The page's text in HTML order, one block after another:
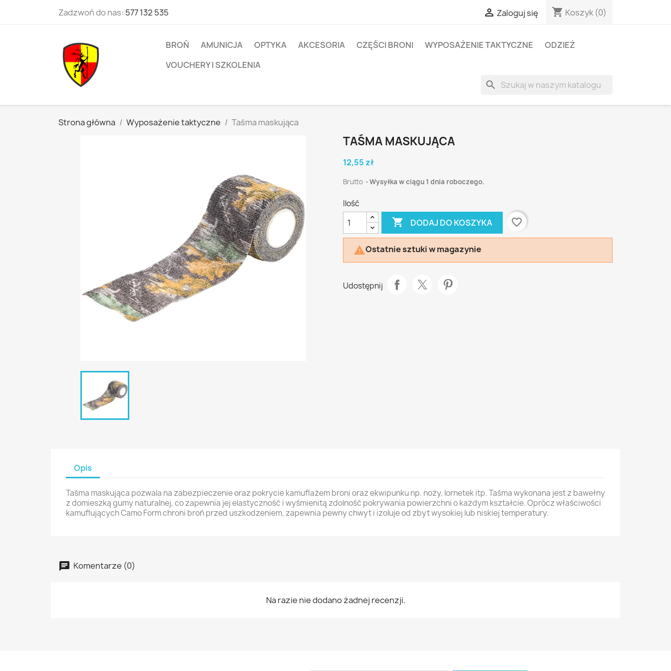
Zadzwoń do nas: 577 132 535  Zaloguj się shopping_cart Koszyk (0)
BROŃ AMUNICJA OPTYKA AKCESORIA CZĘŚCI BRONI WYPOSAŻENIE TAKTYCZNE
ODZIEŻ
VOUCHERY I SZKOLENIA
search
Strona główna Wyposażenie taktyczne Taśma maskująca
TAŚMA MASKUJĄCA
12,55 zł
Brutto Wysyłka w ciągu 1 dnia roboczego.
Ilość
 DODAJ DO KOSZYKA favorite_border
Ostatnie sztuki w magazynie
Udostępnij
Opis
Taśma maskująca pozwala na zabezpieczenie oraz pokrycie kamuflażem broni oraz ekwipunku np. noży, lornetek itp. Taśma wykonana jest z bawełny
z domieszką gumy naturalnej, co zapewnia jej elastyczność i wyśmienitą zdolność pokrywania powierzchni o każdym kształcie. Oprócz właściwości
kamuflujących Camo Form chroni broń przed uszkodzeniem, zapewnia pewny chwyt i izoluje od zbyt wysokiej lub niskiej temperatury.
Komentarze (0)
Na razie nie dodano żadnej recenzji.